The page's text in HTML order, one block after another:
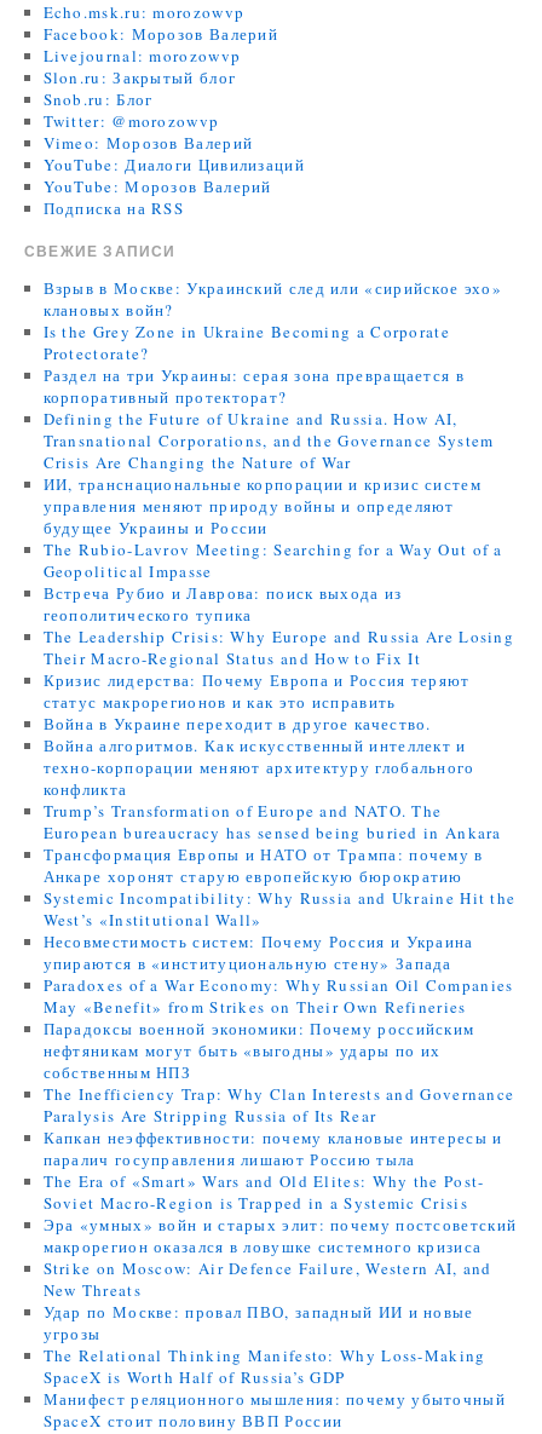
Echo.msk.ru: morozowvp
Facebook: Морозов Валерий
Livejournal: morozowvp
Slon.ru: Закрытый блог
Snob.ru: Блог
Twitter: @morozowvp
Vimeo: Морозов Валерий
YouTube: Диалоги Цивилизаций
YouTube: Морозов Валерий
Подписка на RSS
СВЕЖИЕ ЗАПИСИ
Взрыв в Москве: Украинский след или «сирийское эхо»
клановых войн?
Is the Grey Zone in Ukraine Becoming a Corporate
Protectorate?
Раздел на три Украины: серая зона превращается в
корпоративный протекторат?
Defining the Future of Ukraine and Russia. How AI,
Transnational Corporations, and the Governance System
Crisis Are Changing the Nature of War
ИИ, транснациональные корпорации и кризис систем
управления меняют природу войны и определяют
будущее Украины и России
The Rubio-Lavrov Meeting: Searching for a Way Out of a
Geopolitical Impasse
Встреча Рубио и Лаврова: поиск выхода из
геополитического тупика
The Leadership Crisis: Why Europe and Russia Are Losing
Their Macro-Regional Status and How to Fix It
Кризис лидерства: Почему Европа и Россия теряют
статус макрорегионов и как это исправить
Война в Украине переходит в другое качество.
Война алгоритмов. Как искусственный интеллект и
техно-корпорации меняют архитектуру глобального
конфликта
Trump’s Transformation of Europe and NATO. The
European bureaucracy has sensed being buried in Ankara
Трансформация Европы и НАТО от Трампа: почему в
Анкаре хоронят старую европейскую бюрократию
Systemic Incompatibility: Why Russia and Ukraine Hit the
West’s «Institutional Wall»
Несовместимость систем: Почему Россия и Украина
упираются в «институциональную стену» Запада
Paradoxes of a War Economy: Why Russian Oil Companies
May «Benefit» from Strikes on Their Own Refineries
Парадоксы военной экономики: Почему российским
нефтяникам могут быть «выгодны» удары по их
собственным НПЗ
The Inefficiency Trap: Why Clan Interests and Governance
Paralysis Are Stripping Russia of Its Rear
Капкан неэффективности: почему клановые интересы и
паралич госуправления лишают Россию тыла
The Era of «Smart» Wars and Old Elites: Why the Post-
Soviet Macro-Region is Trapped in a Systemic Crisis
Эра «умных» войн и старых элит: почему постсоветский
макрорегион оказался в ловушке системного кризиса
Strike on Moscow: Air Defence Failure, Western AI, and
New Threats
Удар по Москве: провал ПВО, западный ИИ и новые
угрозы
The Relational Thinking Manifesto: Why Loss-Making
SpaceX is Worth Half of Russia’s GDP
Манифест реляционного мышления: почему убыточный
SpaceX стоит половину ВВП России